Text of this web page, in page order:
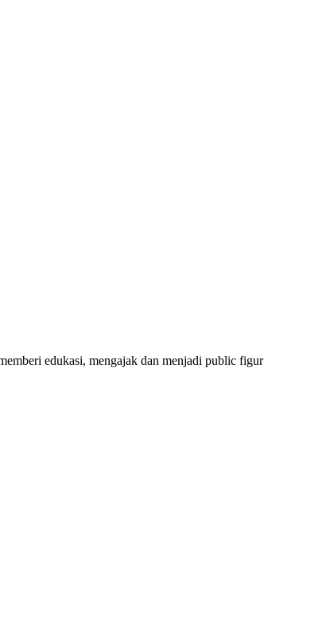
edukasi, mengajak dan menjadi public figur